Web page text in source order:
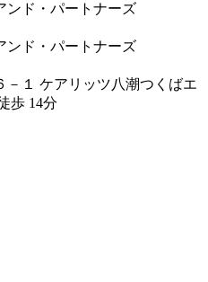
ンド・パートナーズ
ンド・パートナーズ
－１ ケアリッツ八潮つくばエ
歩 14分